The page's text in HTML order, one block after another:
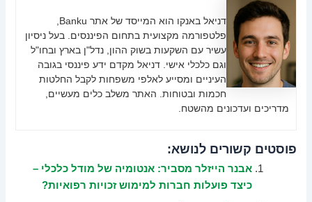
דניאל באנקו הוא המייסד של אתר Banku,
פלטפורמה מקצועית בתחום הפיננסים. בעל ניסיון
עשיר עם השקעות בשוק ההון, נדל"ן בארץ ובחו"ל
וגם כלכלי אישי. דניאל מקדם ידע פיננסי בגובה
העיניים ומסייע לאלפי משפחות לקבל החלטות
חכמות ובטוחות. האתר משלב כלים מעשיים,
מדריכים ועדכונים מהשטח.
פוסטים קשורים לנושא:
אבנר הייזלר מסביר: אנטומיה של מודל כלכלי –
כיצד פועלות חברות למימוש זכויות רפואיות?